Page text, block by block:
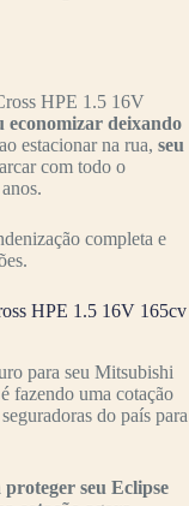
HPE 1.5 16V
economizar deixando
estacionar na rua, seu
com todo o
completa e
HPE 1.5 16V 165cv
para seu Mitsubishi
fazendo uma cotação
do país para
seu Eclipse